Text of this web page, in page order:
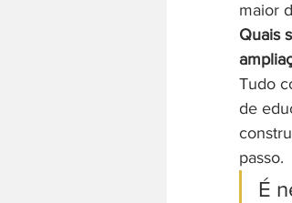
maior
Quais
Tudo
de
passo.
É